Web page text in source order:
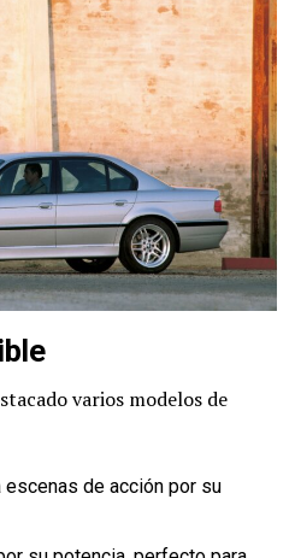
varios modelos de
escenas de acción por su